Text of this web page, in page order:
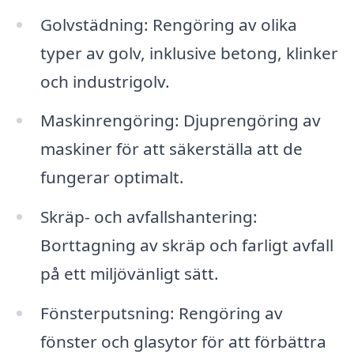
Golvstädning: Rengöring av olika
typer av golv, inklusive betong, klinker
och industrigolv.
Maskinrengöring: Djuprengöring av
maskiner för att säkerställa att de
fungerar optimalt.
Skräp- och avfallshantering:
Borttagning av skräp och farligt avfall
på ett miljövänligt sätt.
Fönsterputsning: Rengöring av
fönster och glasytor för att förbättra